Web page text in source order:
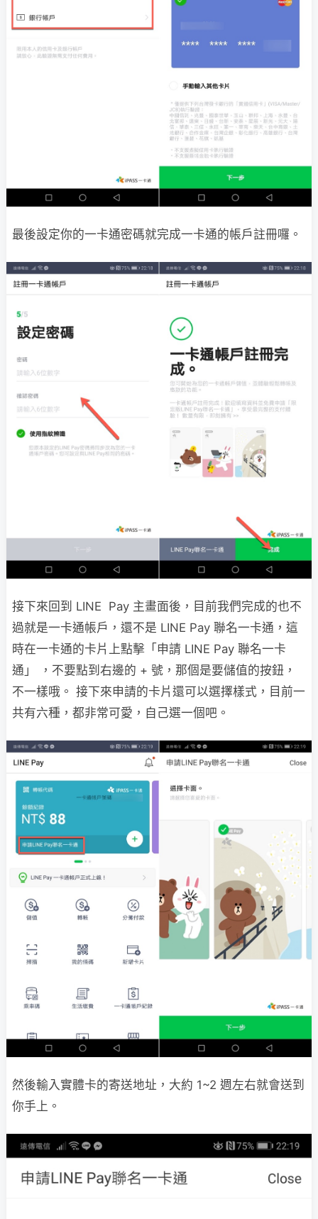
最後設定你的一卡通密碼就完成一卡通的帳戶註冊囉。
接下來回到 LINE Pay 主畫面後，目前我們完成的也不
過就是一卡通帳戶，還不是 LINE Pay 聯名一卡通，這
時在一卡通的卡片上點擊「申請 LINE Pay 聯名一卡
通」 ，不要點到右邊的 + 號，那個是要儲值的按鈕，
不一樣哦。 接下來申請的卡片還可以選擇樣式，目前一
共有六種，都非常可愛，自己選一個吧。
然後輸入實體卡的寄送地址，大約 1~2 週左右就會送到
你手上。